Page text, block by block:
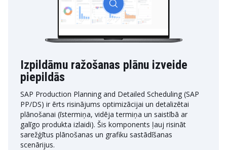
Izpildāmu ražošanas plānu izveide
piepildās
SAP Production Planning and Detailed Scheduling (SAP
PP/DS) ir ērts risinājums optimizācijai un detalizētai
plānošanai (īstermiņa, vidēja termiņa un saistībā ar
galīgo produkta izlaidi). Šis komponents ļauj risināt
sarežģītus plānošanas un grafiku sastādīšanas
scenārijus.